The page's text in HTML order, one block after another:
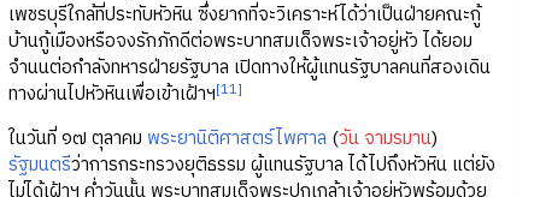
เพชรบุรีใกล้ที่ประทับหัวหิน ซึ่งยากที่จะวิเคราะห์ได้ว่าเป็นฝ่ายคณะกู้
บ้านกู้เมืองหรือจงรักภักดีต่อพระบาทสมเด็จพระเจ้าอยู่หัว ได้ยอม
จำนนต่อกำลังทหารฝ่ายรัฐบาล เปิดทางให้ผู้แทนรัฐบาลคนที่สองเดิน
ทางผ่านไปหัวหินเพื่อเข้าเฝ้าฯ[11]
ในวันที่ ๑๗ ตุลาคม พระยานิติศาสตร์ไพศาล (วัน จามรมาน)
รัฐมนตรีว่าการกระทรวงยุติธรรม ผู้แทนรัฐบาล ได้ไปถึงหัวหิน แต่ยัง